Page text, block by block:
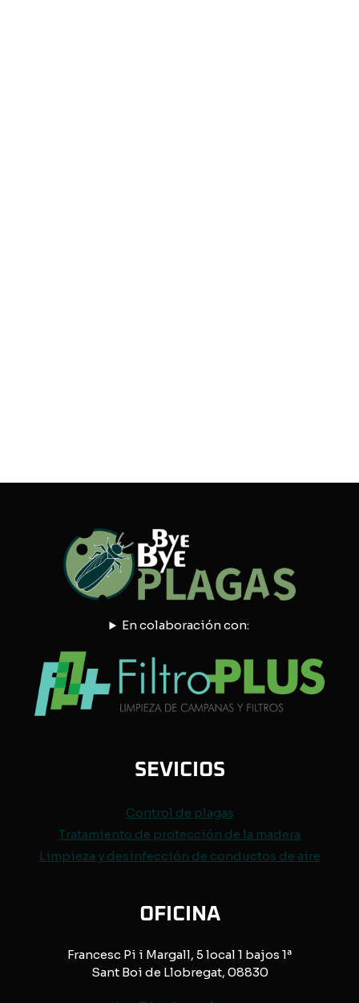
En colaboración con:
SEVICIOS
Control de plagas
Tratamiento de protección de la madera
Limpieza y desinfección de conductos de aire
OFICINA
Francesc Pi i Margall, 5 local 1 bajos 1ª
Sant Boi de Llobregat, 08830